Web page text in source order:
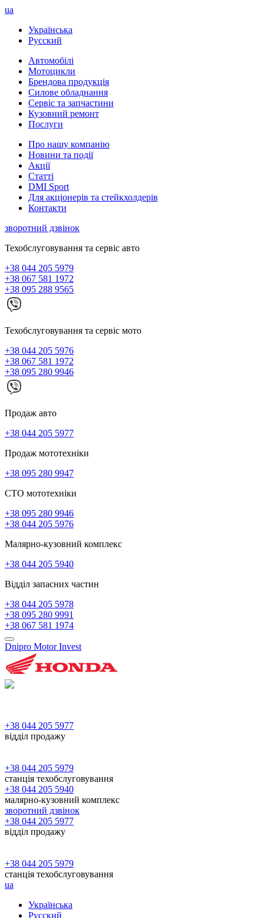
ua
Українська
Русский
Автомобілі
Мотоцикли
Брендова продукція
Силове обладнання
Сервіс та запчастини
Кузовний ремонт
Послуги
Про нашу компанію
Новини та події
Акції
Статті
DMI Sport
Для акціонерів та стейкхолдерів
Контакти
зворотний дзвінок
Техобслуговування та сервіс авто
+38 044 205 5979
+38 067 581 1972
+38 095 288 9565
Техобслуговування та сервіс мото
+38 044 205 5976
+38 067 581 1972
+38 095 280 9946
Продаж авто
+38 044 205 5977
Продаж мототехніки
+38 095 280 9947
СТО мототехніки
+38 095 280 9946
+38 044 205 5976
Малярно-кузовний комплекс
+38 044 205 5940
Відділ запасних частин
+38 044 205 5978
+38 095 280 9991
+38 067 581 1974
Dnipro Motor Invest
+38 044 205 5977
відділ продажу
+38 044 205 5979
станція техобслуговування
+38 044 205 5940
малярно-кузовний комплекс
зворотний дзвінок
+38 044 205 5977
відділ продажу
+38 044 205 5979
станція техобслуговування
ua
Українська
Русский